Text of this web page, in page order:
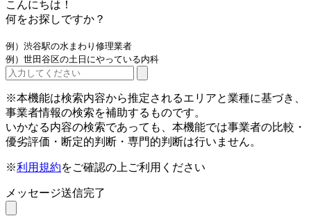
こんにちは！
何をお探しですか？
例）渋谷駅の水まわり修理業者
例）世田谷区の土日にやっている内科
※本機能は検索内容から推定されるエリアと業種に基づき、
事業者情報の検索を補助するものです。
いかなる内容の検索であっても、本機能では事業者の比較・
優劣評価・断定的判断・専門的判断は行いません。
※利用規約をご確認の上ご利用ください
メッセージ送信完了